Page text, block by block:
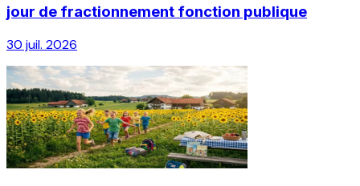
jour de fractionnement fonction publique
30 juil. 2026